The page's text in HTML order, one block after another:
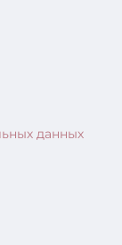
данных